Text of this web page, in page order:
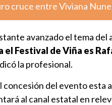
cruce entre Viviana
avanzado el tema
el Festival de Viña es
la profesional.
concesión del evento esta
al canal estatal en